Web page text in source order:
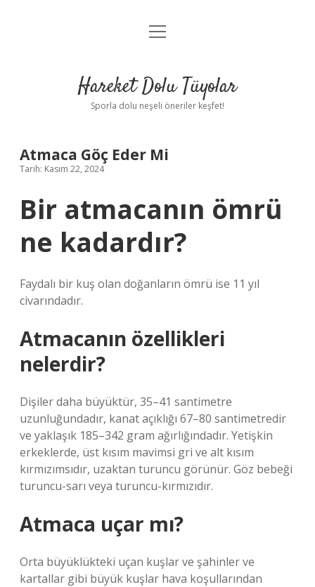
Anasayfa
Yasal Uyarı
menüyü
Hareket Dolu Tüyolar
Sporla dolu neşeli öneriler keşfet!
Atmaca Göç Eder Mi
Tarih: Kasım 22, 2024
Bir atmacanın ömrü
ne kadardır?
Faydalı bir kuş olan doğanların ömrü ise 11 yıl
civarındadır.
Atmacanın özellikleri
nelerdir?
Dişiler daha büyüktür, 35–41 santimetre
uzunluğundadır, kanat açıklığı 67–80 santimetredir
ve yaklaşık 185–342 gram ağırlığındadır. Yetişkin
erkeklerde, üst kısım mavimsi gri ve alt kısım
kırmızımsıdır, uzaktan turuncu görünür. Göz bebeği
turuncu-sarı veya turuncu-kırmızıdır.
Atmaca uçar mı?
Orta büyüklükteki uçan kuşlar ve şahinler ve
kartallar gibi büyük kuşlar hava koşullarından